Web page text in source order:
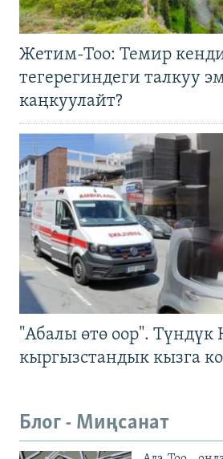
Жетим-Тоо: Темир
тегерегиндеги талкуу
каңкуулайт?
"Абалы өтө оор". Түндүк
кыргызстандык кызга
Блог - Миңсанат